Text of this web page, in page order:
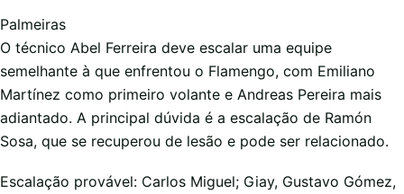
Palmeiras
O técnico Abel Ferreira deve escalar uma equipe
semelhante à que enfrentou o Flamengo, com Emiliano
Martínez como primeiro volante e Andreas Pereira mais
adiantado. A principal dúvida é a escalação de Ramón
Sosa, que se recuperou de lesão e pode ser relacionado.
Escalação provável: Carlos Miguel; Giay, Gustavo Gómez,